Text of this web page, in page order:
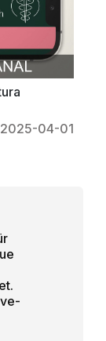
2025-04-01